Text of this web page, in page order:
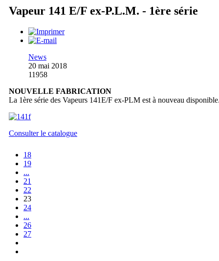
Vapeur 141 E/F ex-P.L.M. - 1ère série
News
20 mai 2018
11958
NOUVELLE FABRICATION
La 1ère série des Vapeurs 141E/F ex-PLM est à nouveau
Consulter le catalogue
18
19
...
21
22
23
24
...
26
27